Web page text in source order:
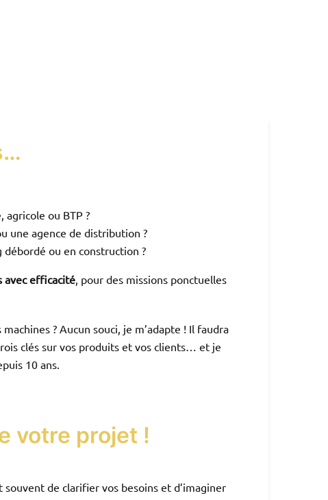
ou BTP ?
une agence de distribution ?
débordé ou en construction ?
avec efficacité, pour des missions ponctuelles
? Aucun souci, je m’adapte ! Il faudra
clés sur vos produits et vos clients… et je
10 ans.
votre projet !
de clarifier vos besoins et d’imaginer